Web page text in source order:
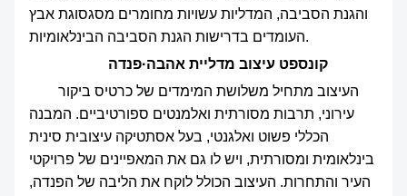
והגנת הסביבה, המדליות עשויות מחומרים מסגסוגת אבץ
העומדים בדרישות הגנת הסביבה הבינלאומיות.
קונספט עיצוב מדליית אהבה·פנדה
עירוני, תרבות מסורתית ואלמנטים ספורטיביים. המבנה
הכללי פשוט ואלגנטי, בעל אסתטיקה עיצובית סינית
בינלאומית ומסורתית, ויש לו גם את המאפיינים של פרויקטי
העיר והתחרות. העיצוב הכולל לוקח את הליבה של הפנדה,